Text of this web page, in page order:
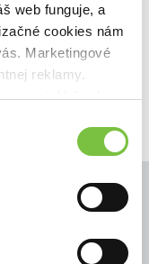
web funguje, a
cookies nám
Marketingové
reklamy.
Veľmi by
ihneď.